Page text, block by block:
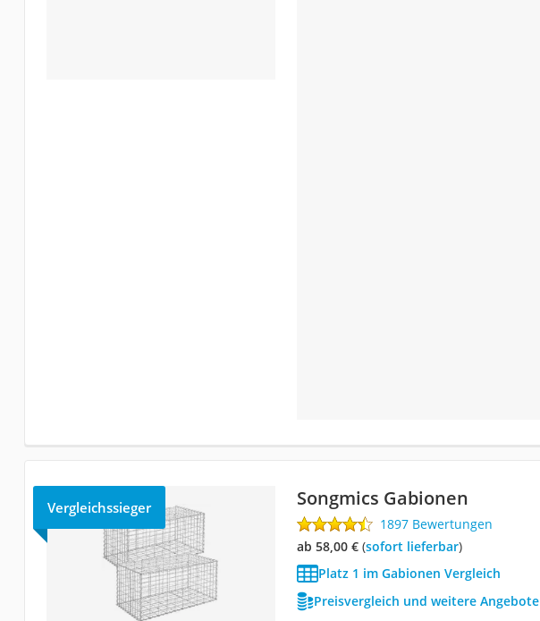
Vergleichssieger Songmics Gabionen
1897 Bewertungen
ab 58,00 €( Sofort lieferbar)
Platz 1 im Gabionen Vergleich
Preisvergleich und weitere Angebote